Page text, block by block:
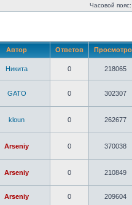
Часовой
Автор Ответов
Никита 0 218065
GATO 0 302307
kloun 0 262677
Arseniy 0 370038
Arseniy 0 210849
Arseniy 0 209604